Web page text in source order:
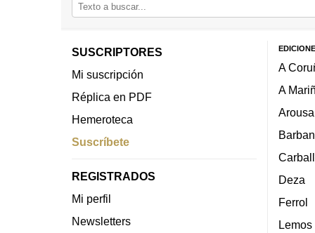
SUSCRIPTORES
Mi suscripción
Réplica en PDF
Hemeroteca
Suscríbete
REGISTRADOS
Mi perfil
Newsletters
A
A
Arousa
Deza
Ferrol
Lemos